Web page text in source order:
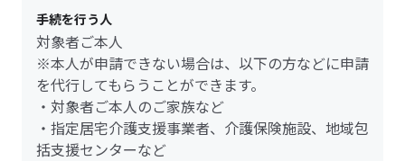
手続を行う人
対象者ご本人
※本人が申請できない場合は、以下の方などに申請
を代行してもらうことができます。
・対象者ご本人のご家族など
・指定居宅介護支援事業者、介護保険施設、地域包
括支援センターなど